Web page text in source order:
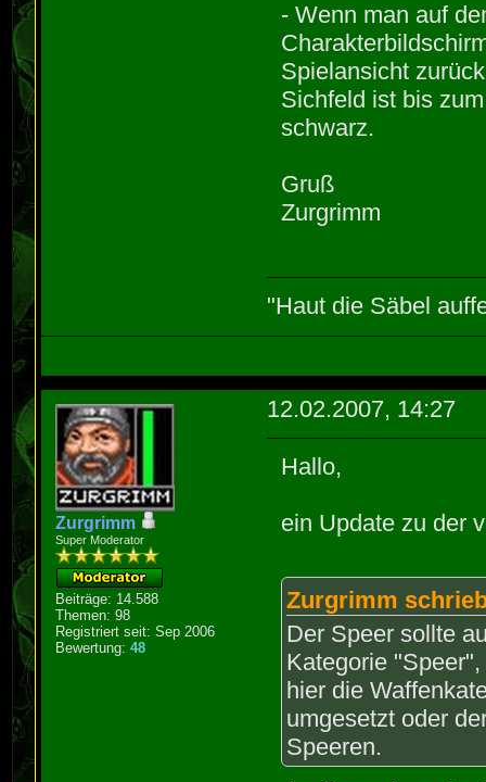
- Wenn man auf
Spielansicht
Sichfeld ist bis
schwarz.
Gruß
Zurgrimm
"Haut die Säbel
Zurgrimm
Super Moderator
Beiträge: 14.588
Themen: 98
Registriert seit: Sep 2006
Bewertung:48
12.02.2007, 14:27
Hallo,
ein Update zu der
Zurgrimm
Der Speer sollte
Kategorie
hier die
umgesetzt oder
Speeren.